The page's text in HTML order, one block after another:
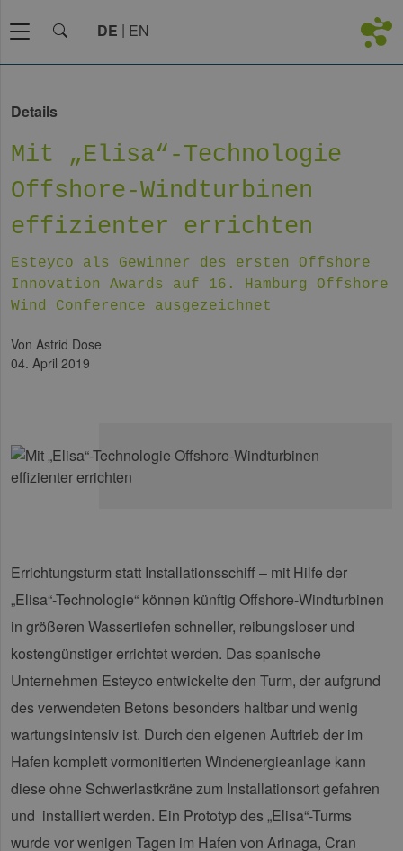
DE EN
Details
Mit „Elisa“-Technologie
Offshore-Windturbinen
effizienter errichten
Esteyco als Gewinner des ersten Offshore
Innovation Awards auf 16. Hamburg Offshore
Wind Conference ausgezeichnet
Errichtungsturm statt Installationsschiff – mit Hilfe der
„Elisa“-Technologie“ können künftig Offshore-Windturbinen
in größeren Wassertiefen schneller, reibungsloser und
kostengünstiger errichtet werden. Das spanische
Unternehmen Esteyco entwickelte den Turm, der aufgrund
des verwendeten Betons besonders haltbar und wenig
wartungsintensiv ist. Durch den eigenen Auftrieb der im
Hafen komplett vormonitierten Windenergieanlage kann
diese ohne Schwerlastkräne zum Installationsort gefahren
und installiert werden. Ein Prototyp des „Elisa“-Turms
wurde vor wenigen Tagen im Hafen von Arinaga, Cran
von Astrid Dose
04. April 2019